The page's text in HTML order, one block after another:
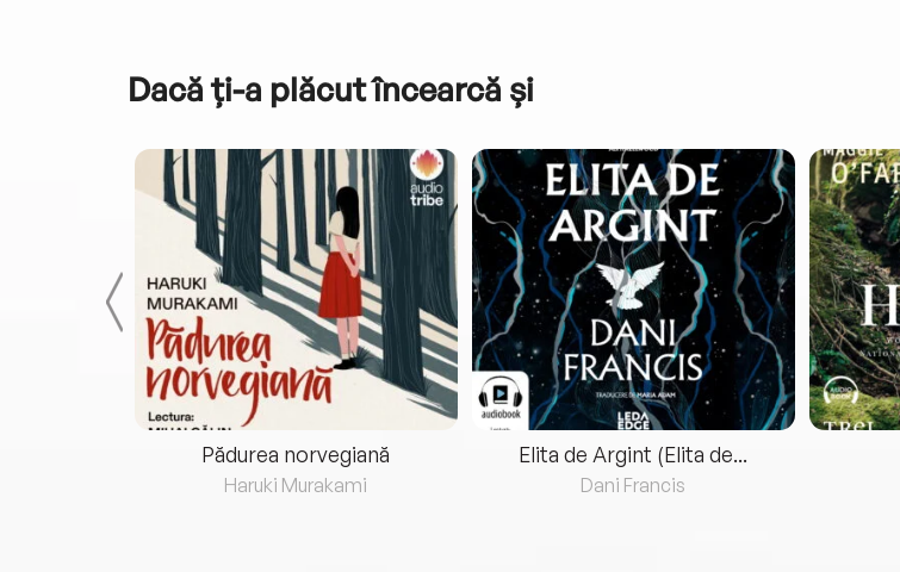
Dacă ți-a plăcut încearcă și
Pădurea norvegiană
Haruki Murakami
Elita de Argint (Elita de...
Dani Francis